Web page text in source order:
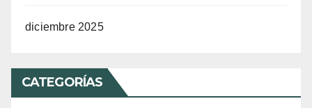
diciembre 2025
CATEGORÍAS